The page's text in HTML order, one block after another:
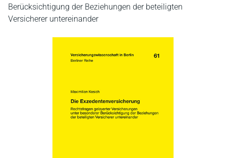
Berücksichtigung der Beziehungen der beteiligten
Versicherer untereinander